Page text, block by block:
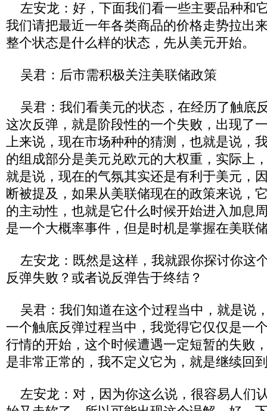
左安龙：好，下面我们看一些主要品种和
我们请把最近一年各类商品的价格走势拉出
整个状态是什么样的状态，先从美元开始。
吴君：后市需积极关注美联储政策
吴君：我们看美元的状态，在经历了触底
这次反弹，就是阶段性的一个失败，出现了
上来说，现在市场种种的猜测，也就是说，
的组成部分是美元兑欧元的大权重，实际上
就是说，现在的气氛其实还是有利于美元，
断被提及，如果从美联储现在的政策来说，
的主动性，也就是它什么时候开始进入加息
是一个大概率事件，但是时机是掌握在美联
左安龙：既然是这样，我就跟你探讨你这
反弹失败？或者说反弹告于终结？
吴君：我们知道在这个过程当中，就是说
一个触底反弹过程当中，我觉得它仅仅是一
行情的开始，这个时候遭遇一定短暂的失败
是非常正常的，我不定义它为，就是继续回
左安龙：对，因为你这么说，很容易人们